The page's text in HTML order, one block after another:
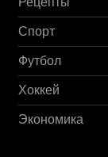
Спорт
Футбол
Хоккей
Экономика